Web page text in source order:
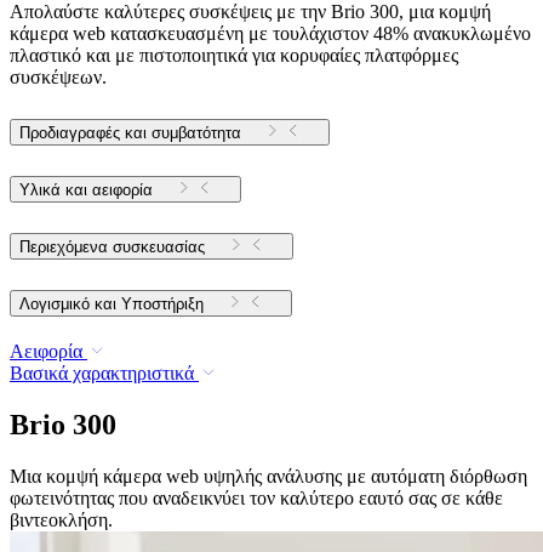
Απολαύστε καλύτερες συσκέψεις με την Brio 300, μια κομψή
κάμερα web κατασκευασμένη με τουλάχιστον 48% ανακυκλωμένο
πλαστικό και με πιστοποιητικά για κορυφαίες πλατφόρμες
συσκέψεων.
Προδιαγραφές και συμβατότητα
Υλικά και αειφορία
Περιεχόμενα συσκευασίας
Λογισμικό και Υποστήριξη
Αειφορία
Βασικά χαρακτηριστικά
Brio 300
Μια κομψή κάμερα web υψηλής ανάλυσης με αυτόματη διόρθωση
φωτεινότητας που αναδεικνύει τον καλύτερο εαυτό σας σε κάθε
βιντεοκλήση.